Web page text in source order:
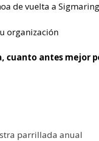
de vuelta a
organización
cuanto antes mejor
parrillada anual